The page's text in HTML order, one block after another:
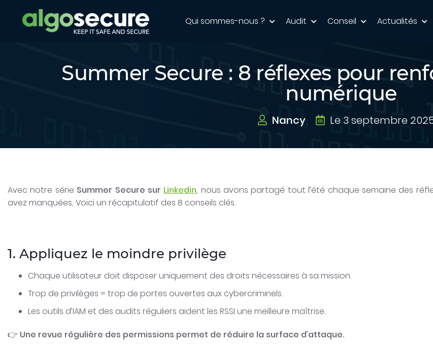
Qui sommes-nous ? Audit Conseil Actualités
Summer Secure : 8 réflexes pour
numérique
Nancy Le 3 septembre
Avec notre série Summer Secure sur Linkedin, nous avons partagé tout l’été chaque semaine des
avez manquées, Voici un récapitulatif des 8 conseils clés.
1. Appliquez le moindre privilège
Chaque utilisateur doit disposer uniquement des droits nécessaires à sa mission.
Trop de privilèges = trop de portes ouvertes aux cybercriminels.
Les outils d’IAM et des audits réguliers aident les RSSI une meilleure maîtrise.
👉 Une revue régulière des permissions permet de réduire la surface d’attaque.